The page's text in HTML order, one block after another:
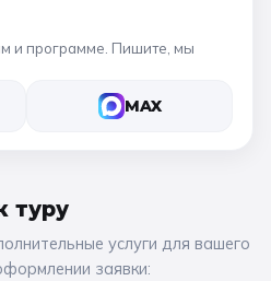
и программе. Пишите, мы
MAX
туру
услуги для вашего
заявки: